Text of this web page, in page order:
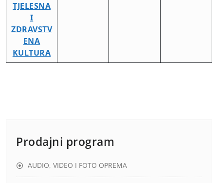
TJELESNA
I
ZDRAVSTV
ENA
KULTURA
Prodajni program
AUDIO, VIDEO I FOTO OPREMA